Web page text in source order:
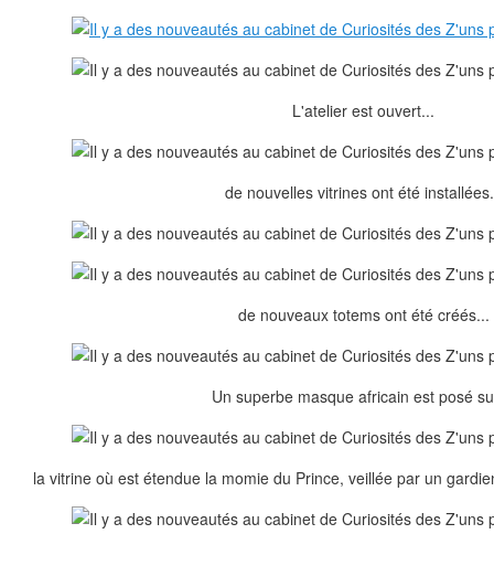
L'atelier est ouvert...
de nouvelles vitrines ont été
de nouveaux totems ont été créés...
Un superbe masque africain est posé
la vitrine où est étendue la momie du Prince, veillée par un